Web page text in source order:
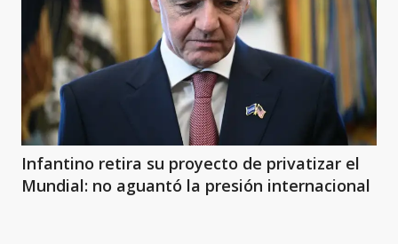
Infantino retira su proyecto de privatizar el
Mundial: no aguantó la presión internacional